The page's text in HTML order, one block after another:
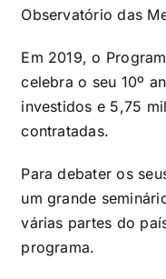
Observatório das
Em 2019, o
celebra o seu 10º
investidos e 5,75
contratadas.
Para debater os
um grande
várias partes do
programa.